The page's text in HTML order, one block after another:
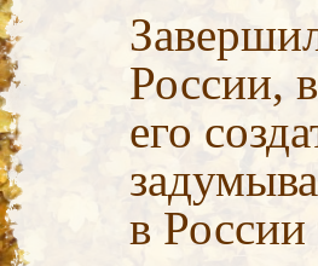
России,
его
в